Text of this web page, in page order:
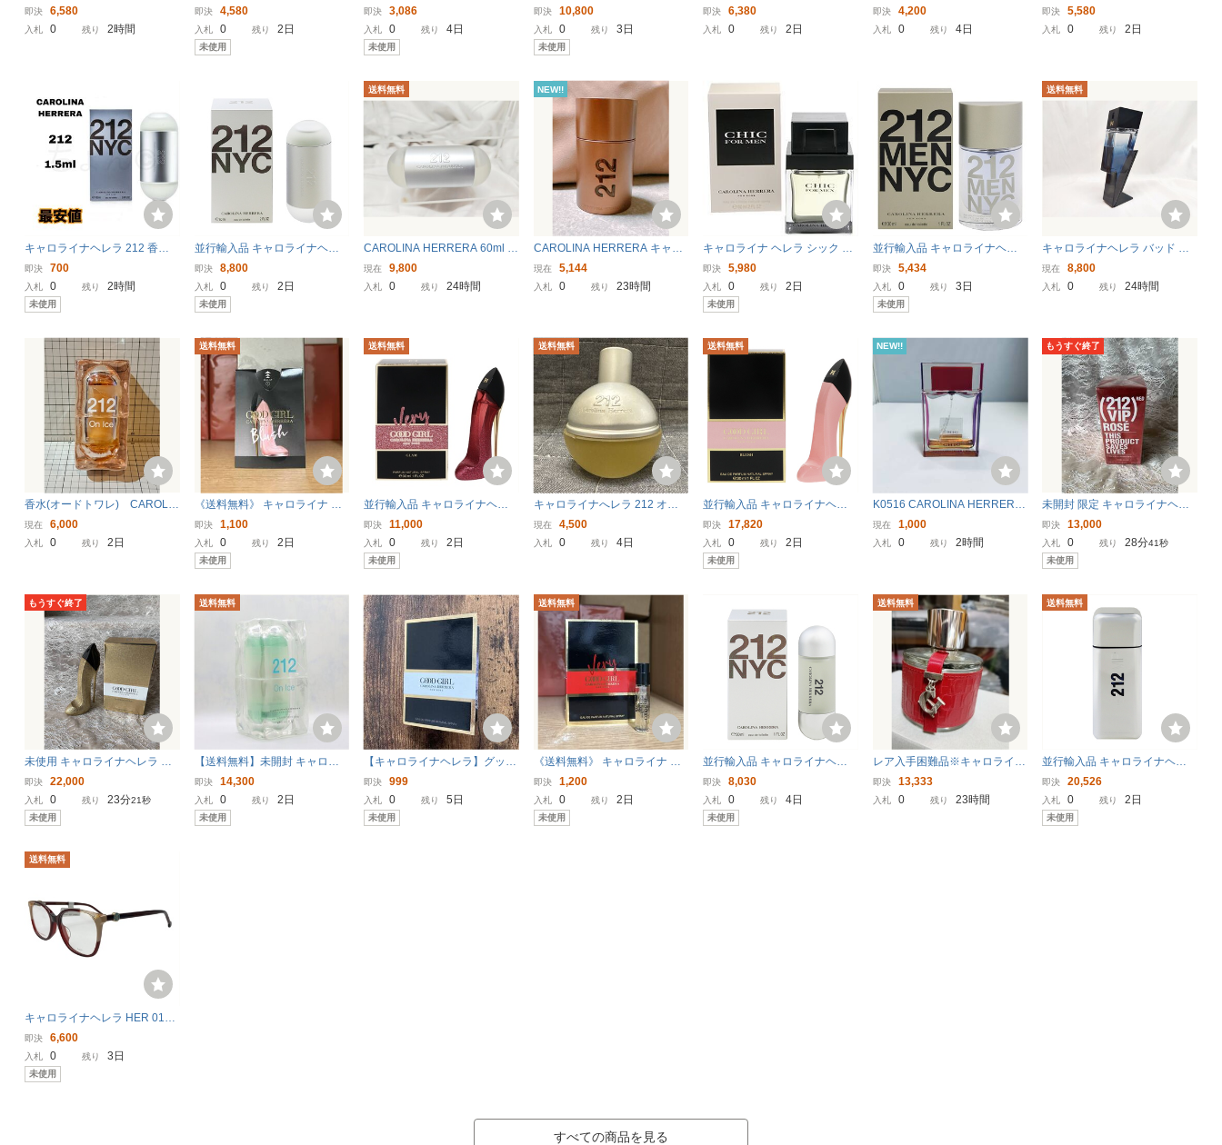
ク ロー EDT 50ml キャロラ
イナ ヘレラ CAROLINA HE
即決 6,580
入札 0 残り 2時間
P 50ml スプレータイプ 外箱有
未開封品！(95125)
即決 4,580
入札 0 残り 2日
未使用
シー 5ml
即決 3,086
入札 0 残り 4日
未使用
P 100ml CAROLINA HERRE
RA ２１２ ウーマン NYC
即決 10,800
入札 0 残り 3日
未使用
プ ロゼ EDP 30ml スプレータ
イプ 約80％残 中古品 (39125)
即決 6,380
入札 0 残り 2日
レラ 212 セクシー 30ml◆キャ
ロライナヘレラ 212セクシー◆
即決 4,200
入札 0 残り 4日
0ml スプレータイプ 約85％残
中古品 (14115)
即決 5,580
入札 0 残り 2日
キャロライナヘレラ 212 香水
オードトワレ オーデトワレ 1.5
ml
即決 700
入札 0 残り 2時間
未使用
並行輸入品 キャロライナヘレ
ラ 212 EDT・SP 60ml 香水 フ
レグランス 212 CAROLINA HE
RRERA 新品 未使用
即決 8,800
入札 0 残り 2日
未使用
送料無料
CAROLINA HERRERA 60ml 2
12 キャロライナヘレラ EDT オ
ードトワレ オーデトワレ
現在 9,800
入札 0 残り 24時間
NEW!!
CAROLINA HERRERA キャロ
ライナ ヘレラ 212 セクシーメ
ン sexy men EDT 廃盤レア香水
現在 5,144
入札 0 残り 23時間
キャロライナ ヘレラ シック メ
ン EDT SP 60ml キャロライナ
ヘレラ
即決 5,980
入札 0 残り 2日
未使用
並行輸入品 キャロライナヘレ
ラ 212 フォーメン EDT・SP 3
0ml 香水 フレグランス 212 ME
N CAROLINA HERRERA 新品
未使用
即決 5,434
入札 0 残り 3日
未使用
送料無料
キャロライナヘレラ バッド ボ
ーイ オードトワレ 50ml Caroli
na Herrera Bad Boy Eau De To
現在 8,800
入札 0 残り 24時間
香水(オードトワレ) CAROLIN
A HERRERA 212 On Ice 60
ml 2 FL OZ
現在 6,000
入札 0 残り 2日
送料無料
《送料無料》 キャロライナ へ
レラ グッドガール ブラッシュ
オードパルファム 0.3ml サンプ
ル ※未使用※ #CAROLINA HE
RRERA EDP
即決 1,100
入札 0 残り 2日
未使用
送料無料
並行輸入品 キャロライナヘレ
ラ ベリーグッドガール グラム
EDP・SP 30ml 香水 フレグラ
ンス VERY GOOD GIRL GLAM
CAROLINA HERRERA 未使用
即決 11,000
入札 0 残り 2日
未使用
送料無料
キャロライナへレラ 212 オー
ドトワレ 50ml 香水 CAROLINA
HERRERA 212 オーデトワレ
現在 4,500
入札 0 残り 4日
送料無料
並行輸入品 キャロライナヘレ
ラ グッドガール ブラッシュ (箱
なし) EDP・SP 30ml 香水 フレ
グランス GOOD GIRL BLUSH
CAROLINA HERRERA
即決 17,820
入札 0 残り 2日
未使用
NEW!!
K0516 CAROLINA HERRERA
CHIC キャロライナ ヘレラ シ
ック 80ml 残量少量
現在 1,000
入札 0 残り 2時間
もうすぐ終了
未開封 限定 キャロライナヘレ
ラ 212 VIP ローズレッド Caroli
na Herrera ROSE RED オーデ
パルファム 香水 EDP 80ml
即決 13,000
入札 0 残り 28分39秒
未使用
もうすぐ終了
未使用 キャロライナヘレラ グ
ッドガール グロリアス ゴール
ド Carolina Herrera Good Girl
GLORIOUS GOLD オーデパル
ファム 香水 EDP 80ml
即決 22,000
入札 0 残り 23分19秒
未使用
送料無料
【送料無料】未開封 キャロラ
イナ ヘレラ 212 オンアイス 60
ｍl◆CAROLINA HERRERA 21
2 on ice◆キャロライナヘレラ2
12◆キャロリナヘレラ
即決 14,300
入札 0 残り 2日
未使用
【キャロライナヘレラ】グッド
ガール サンプル 試供品
即決 999
入札 0 残り 5日
未使用
送料無料
《送料無料》 キャロライナ へ
レラ ベリー グッドガール オー
ドパルファム 1.5ml サンプル ※
未使用※
即決 1,200
入札 0 残り 2日
未使用
並行輸入品 キャロライナヘレ
ラ 212 EDT・SP 30ml 香水 フ
レグランス 212 CAROLINA HE
RRERA 新品 未使用
即決 8,030
入札 0 残り 4日
未使用
送料無料
レア入手困難品※キャロライナ
ヘレラ CH オードトワレ 香水
レッド
即決 13,333
入札 0 残り 23時間
送料無料
並行輸入品 キャロライナヘレ
ラ 212 VIP メン (テスター) ED
T・SP 100ml 香水 フレグラン
ス 212 VIP MEN TESTER CAR
OLINA HERRERA 未使用
即決 20,526
入札 0 残り 2日
未使用
送料無料
キャロライナヘレラ HER 0113/
G C19 145 54□17 メガネ 眼鏡
アイウェア プラスチック バー
ガンディ ヌード ワインレッド
CAROLINA HERRERA
即決 6,600
入札 0 残り 3日
未使用
すべての商品を見る